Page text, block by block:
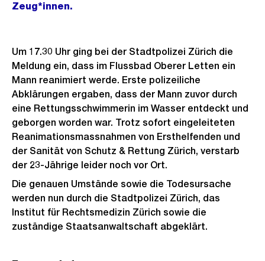
Zeug*innen.
Um 17.30 Uhr ging bei der Stadtpolizei Zürich die
Meldung ein, dass im Flussbad Oberer Letten ein
Mann reanimiert werde. Erste polizeiliche
Abklärungen ergaben, dass der Mann zuvor durch
eine Rettungsschwimmerin im Wasser entdeckt und
geborgen worden war. Trotz sofort eingeleiteten
Reanimationsmassnahmen von Ersthelfenden und
der Sanität von Schutz & Rettung Zürich, verstarb
der 23-Jährige leider noch vor Ort.
Die genauen Umstände sowie die Todesursache
werden nun durch die Stadtpolizei Zürich, das
Institut für Rechtsmedizin Zürich sowie die
zuständige Staatsanwaltschaft abgeklärt.